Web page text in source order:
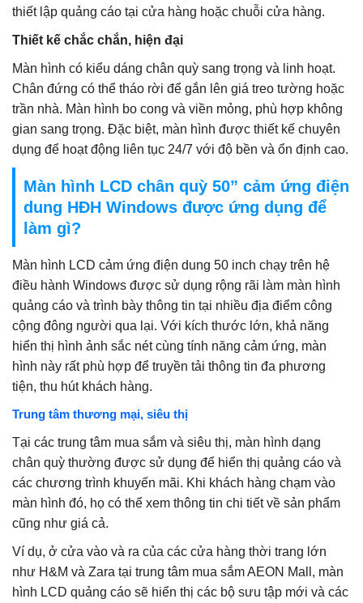
thiết lập quảng cáo tại cửa hàng hoặc chuỗi cửa hàng.
Thiết kế chắc chắn, hiện đại
Màn hình có kiểu dáng chân quỳ sang trọng và linh hoạt.
Chân đứng có thể tháo rời để gắn lên giá treo tường hoặc
trần nhà. Màn hình bo cong và viền mỏng, phù hợp không
gian sang trọng. Đặc biệt, màn hình được thiết kế chuyên
dụng để hoạt động liên tục 24/7 với độ bền và ổn định cao.
Màn hình LCD chân quỳ 50” cảm ứng điện
dung HĐH Windows được ứng dụng để
làm gì?
Màn hình LCD cảm ứng điện dung 50 inch chạy trên hệ
điều hành Windows được sử dụng rộng rãi làm màn hình
quảng cáo và trình bày thông tin tại nhiều địa điểm công
cộng đông người qua lại. Với kích thước lớn, khả năng
hiển thị hình ảnh sắc nét cùng tính năng cảm ứng, màn
hình này rất phù hợp để truyền tải thông tin đa phương
tiện, thu hút khách hàng.
Trung tâm thương mại, siêu thị
Tại các trung tâm mua sắm và siêu thị, màn hình dạng
chân quỳ thường được sử dụng để hiển thị quảng cáo và
các chương trình khuyến mãi. Khi khách hàng chạm vào
màn hình đó, họ có thể xem thông tin chi tiết về sản phẩm
cũng như giá cả.
Ví dụ, ở cửa vào và ra của các cửa hàng thời trang lớn
như H&M và Zara tại trung tâm mua sắm AEON Mall, màn
hình LCD quảng cáo sẽ hiển thị các bộ sưu tập mới và các